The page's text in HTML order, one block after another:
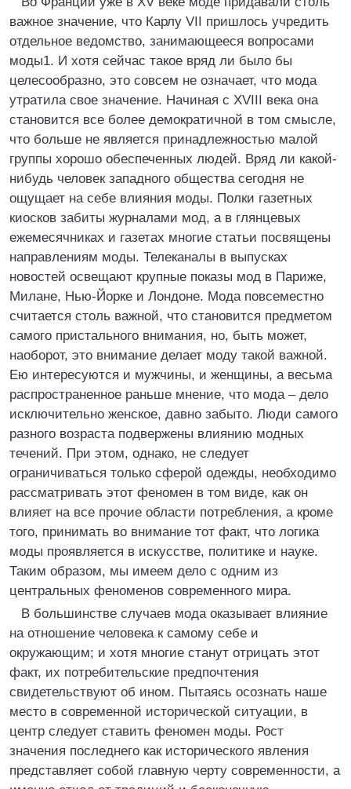
важное значение, что Карлу VII пришлось учредить
отдельное ведомство, занимающееся вопросами
моды1. И хотя сейчас такое вряд ли было бы
целесообразно, это совсем не означает, что мода
утратила свое значение. Начиная с XVIII века она
становится все более демократичной в том смысле,
что больше не является принадлежностью малой
группы хорошо обеспеченных людей. Вряд ли какой-
нибудь человек западного общества сегодня не
ощущает на себе влияния моды. Полки газетных
киосков забиты журналами мод, а в глянцевых
ежемесячниках и газетах многие статьи посвящены
направлениям моды. Телеканалы в выпусках
новостей освещают крупные показы мод в Париже,
Милане, Нью-Йорке и Лондоне. Мода повсеместно
считается столь важной, что становится предметом
самого пристального внимания, но, быть может,
наоборот, это внимание делает моду такой важной.
Ею интересуются и мужчины, и женщины, а весьма
распространенное раньше мнение, что мода – дело
исключительно женское, давно забыто. Люди самого
разного возраста подвержены влиянию модных
течений. При этом, однако, не следует
ограничиваться только сферой одежды, необходимо
рассматривать этот феномен в том виде, как он
влияет на все прочие области потребления, а кроме
того, принимать во внимание тот факт, что логика
моды проявляется в искусстве, политике и науке.
Таким образом, мы имеем дело с одним из
центральных феноменов современного мира.
В большинстве случаев мода оказывает влияние
на отношение человека к самому себе и
окружающим; и хотя многие станут отрицать этот
факт, их потребительские предпочтения
свидетельствуют об ином. Пытаясь осознать наше
место в современной исторической ситуации, в
центр следует ставить феномен моды. Рост
значения последнего как исторического явления
представляет собой главную черту современности, а